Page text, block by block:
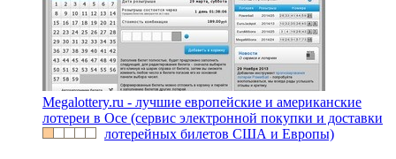
Megalottery.ru - лучшие европейские и американские
лотереи в Осе (сервис электронной покупки и доставки
лотерейных билетов США и Европы)